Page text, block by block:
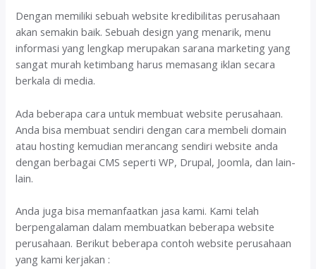
Dengan memiliki sebuah website kredibilitas perusahaan
akan semakin baik. Sebuah design yang menarik, menu
informasi yang lengkap merupakan sarana marketing yang
sangat murah ketimbang harus memasang iklan secara
berkala di media.
Ada beberapa cara untuk membuat website perusahaan.
Anda bisa membuat sendiri dengan cara membeli domain
atau hosting kemudian merancang sendiri website anda
dengan berbagai CMS seperti WP, Drupal, Joomla, dan lain-
lain.
Anda juga bisa memanfaatkan jasa kami. Kami telah
berpengalaman dalam membuatkan beberapa website
perusahaan. Berikut beberapa contoh website perusahaan
yang kami kerjakan :